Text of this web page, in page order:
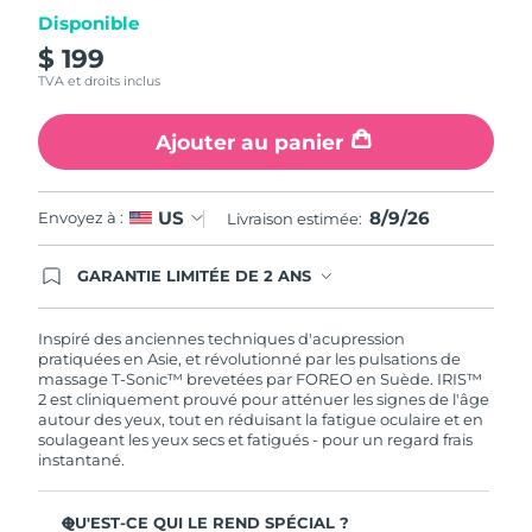
Disponible
$ 199
TVA et droits inclus
Ajouter au panier
Envoyez à : US Livraison estimée: 8/9/26
GARANTIE LIMITÉE DE 2 ANS
FOREO. Cela signifie que si vous rencontrez des
problèmes avec votre appareil pendant les 2 ans
de garantie limitée, FOREO vous remplace ce
dernier gratuitement.
Inspiré des anciennes techniques d'acupression
pratiquées en Asie, et révolutionné par les pulsations de
massage T-Sonic™ brevetées par FOREO en Suède. IRIS™
2 est cliniquement prouvé pour atténuer les signes de l'âge
autour des yeux, tout en réduisant la fatigue oculaire et en
soulageant les yeux secs et fatigués - pour un regard frais
instantané.
QU'EST-CE QUI LE REND SPÉCIAL ?
Turquie
Royaume-Uni Livraison estimée 8/8/26
États-Unis Livraison estimée
Ouzbékistan Livraison estimée